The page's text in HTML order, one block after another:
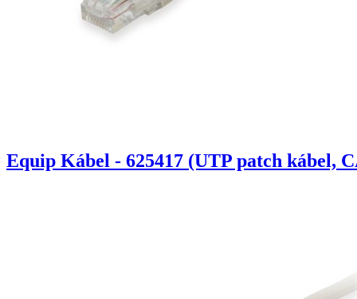
Equip Kábel - 625417 (UTP patch kábel,